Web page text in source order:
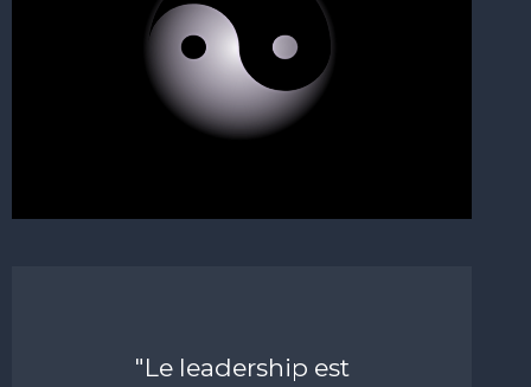
"Le leadership est